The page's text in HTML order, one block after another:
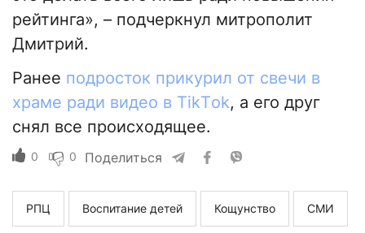
рейтинга», – подчеркнул митрополит
Дмитрий.
Ранее подросток прикурил от свечи в
храме ради видео в TikТok, а его друг
снял все происходящее.
0 0 Поделиться
РПЦ Воспитание детей Кощунство СМИ